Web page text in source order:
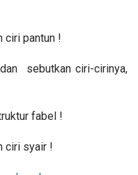
ciri pantun !
sebutkan ciri-cirinya,
fabel !
ciri syair !